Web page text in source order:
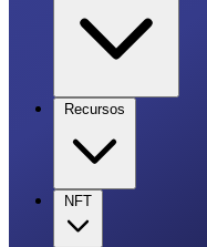
Recursos
NFT